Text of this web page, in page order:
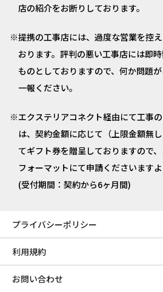
店の紹介をお断りしております。
提携の工事店には、過度な営業を控
おります。評判の悪い工事店には即
ものとしておりますので、何か問題
一報ください。
エクステリアコネクト経由にて工事
は、契約金額に応じて（上限金額無
てギフト券を贈呈しておりますので
フォーマットにて申請くださいます
(受付期間：契約から6ヶ月間)
プライバシーポリシー
利用規約
お問い合わせ